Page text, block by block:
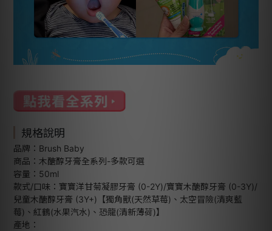
規格說明
品牌：Brush Baby
商品：木醣醇牙膏全系列-多款可選
容量：50ml
款式/口味：寶寶洋甘菊凝膠牙膏 (0-2Y)/寶寶木醣醇牙膏 (0-3Y)/
兒童木醣醇牙膏 (3Y+)【獨角獸(天然草莓)、太空冒險(清爽藍
莓)、紅鶴(水果汽水)、恐龍(清新薄荷)】
產地：